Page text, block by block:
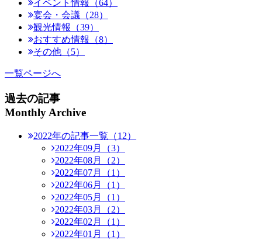
イベント情報（64）
宴会・会議（28）
観光情報（39）
おすすめ情報（8）
その他（5）
一覧ページへ
過去の記事
Monthly Archive
2022年の記事一覧（12）
2022年09月（3）
2022年08月（2）
2022年07月（1）
2022年06月（1）
2022年05月（1）
2022年03月（2）
2022年02月（1）
2022年01月（1）